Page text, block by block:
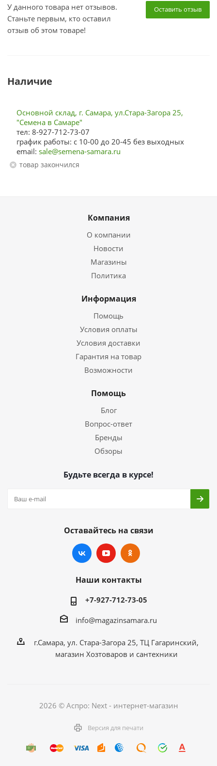
Оставить отзыв
У данного товара нет отзывов.
Станьте первым, кто оставил
отзыв об этом товаре!
Наличие
Основной склад, г. Самара, ул.Стара-Загора 25,
"Семена в Самаре"
тел: 8-927-712-73-07
график работы: с 10-00 до 20-45 без выходных
email: sale@semena-samara.ru
Товар закончился
Компания
О компании
Новости
Магазины
Политика
Информация
Помощь
Условия оплаты
Условия доставки
Гарантия на товар
Возможности
Помощь
Блог
Вопрос-ответ
Бренды
Обзоры
Будьте всегда в курсе!
Оставайтесь на связи
Наши контакты
+7-927-712-73-05
info@magazinsamara.ru
г.Самара, ул. Стара-Загора 25, ТЦ Гагаринский,
магазин Хозтоваров и сантехники
2026 © Аспро: Next - интернет-магазин
Версия для печати